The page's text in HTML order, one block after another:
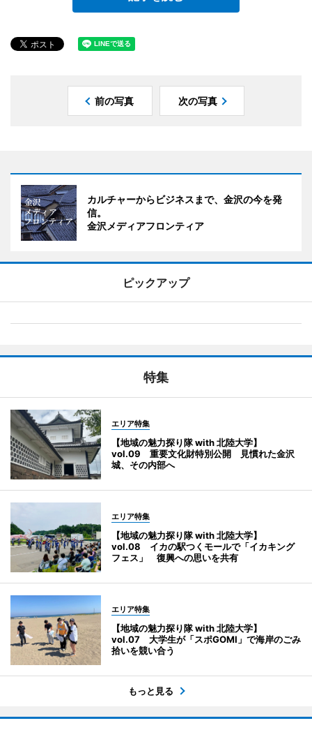
前の写真 次の写真
カルチャーからビジネスまで、金沢の今を発
信。
金沢メディアフロンティア
ピックアップ
特集
エリア特集
【地域の魅力探り隊 with 北陸大学】
vol.09 重要文化財特別公開 見慣れた金沢
城、その内部へ
エリア特集
【地域の魅力探り隊 with 北陸大学】
vol.08 イカの駅つくモールで「イカキング
フェス」 復興への思いを共有
エリア特集
【地域の魅力探り隊 with 北陸大学】
vol.07 大学生が「スポGOMI」で海岸のごみ
拾いを競い合う
もっと見る